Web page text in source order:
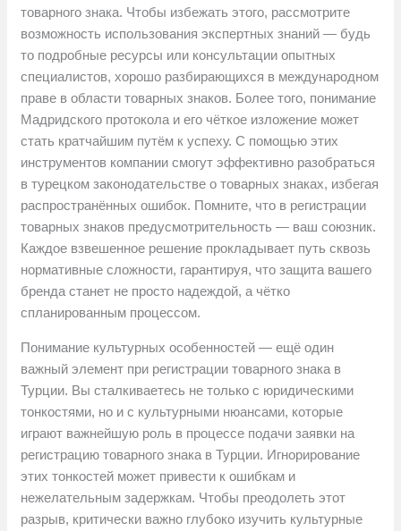
товарного знака. Чтобы избежать этого, рассмотрите
возможность использования экспертных знаний — будь
то подробные ресурсы или консультации опытных
специалистов, хорошо разбирающихся в международном
праве в области товарных знаков. Более того, понимание
Мадридского протокола и его чёткое изложение может
стать кратчайшим путём к успеху. С помощью этих
инструментов компании смогут эффективно разобраться
в турецком законодательстве о товарных знаках, избегая
распространённых ошибок. Помните, что в регистрации
товарных знаков предусмотрительность — ваш союзник.
Каждое взвешенное решение прокладывает путь сквозь
нормативные сложности, гарантируя, что защита вашего
бренда станет не просто надеждой, а чётко
спланированным процессом.
Понимание культурных особенностей — ещё один
важный элемент при регистрации товарного знака в
Турции. Вы сталкиваетесь не только с юридическими
тонкостями, но и с культурными нюансами, которые
играют важнейшую роль в процессе подачи заявки на
регистрацию товарного знака в Турции. Игнорирование
этих тонкостей может привести к ошибкам и
нежелательным задержкам. Чтобы преодолеть этот
разрыв, критически важно глубоко изучить культурные